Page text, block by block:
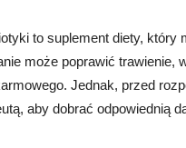
to suplement diety,
może poprawić trawienie,
Jednak, przed
aby dobrać odpowiednią